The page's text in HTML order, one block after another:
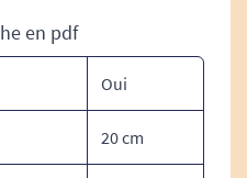
doux, très
résistance au
Française !
en pdf
Oui
20 cm